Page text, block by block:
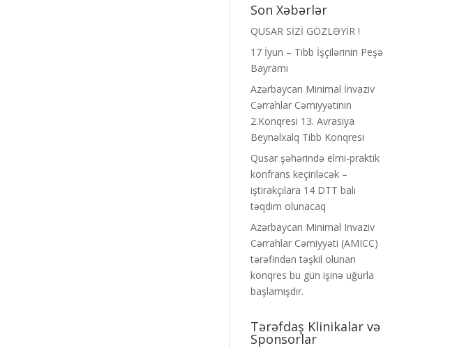
Son Xəbərlər
QUSAR SİZİ GÖZLƏYİR !
17 İyun – Tibb İşçilərinin Peşə
Bayramı
Azərbaycan Minimal İnvaziv
Cərrahlar Cəmiyyətinin
2.Konqresi 13. Avrasiya
Beynəlxalq Tibb Konqresi
Qusar şəhərində elmi-praktik
konfrans keçiriləcək –
iştirakçılara 14 DTT balı
təqdim olunacaq
Azərbaycan Minimal Invaziv
Cərrahlar Cəmiyyəti (AMICC)
tərəfindən təşkil olunan
konqres bu gün işinə uğurla
başlamışdır.
Tərəfdaş Klinikalar və
Sponsorlar